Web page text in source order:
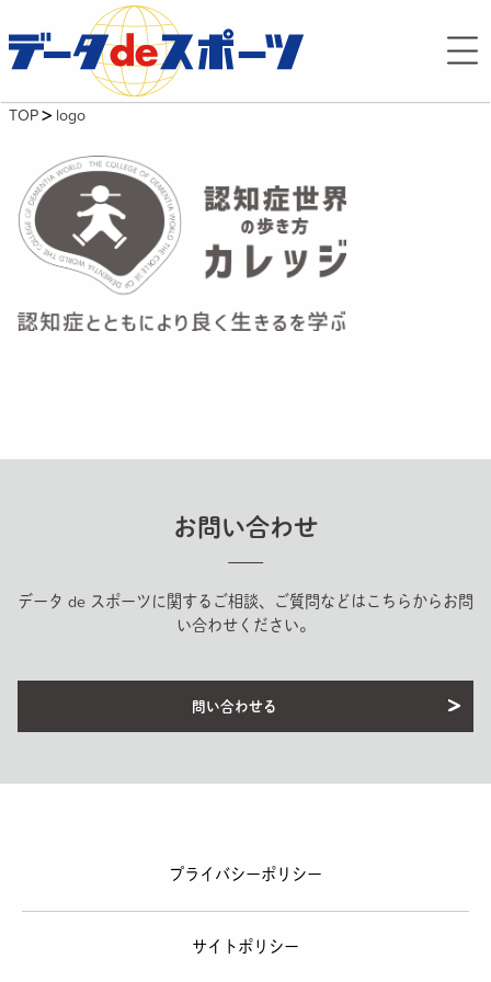
TOP logo
お問い合わせ
データ de スポーツに関するご相談、ご質問などはこちらからお問
い合わせください。
問い合わせる
プライバシーポリシー
サイトポリシー